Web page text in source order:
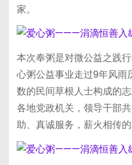
家。
本次奉粥是对微公益之践
心粥公益事业走过9年风
数的民间草根人士构成的
各地党政机关，领导干部
助、真诚服务，薪火相传的